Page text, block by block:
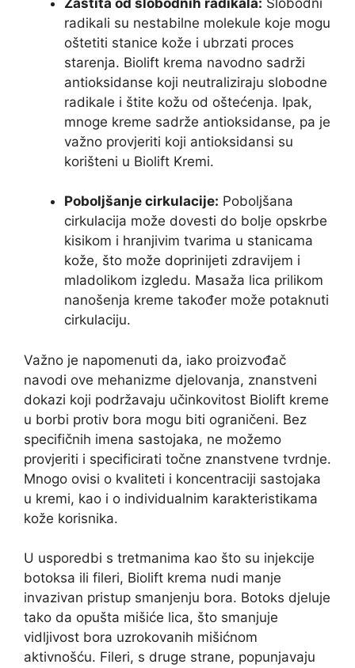
radikali su nestabilne molekule koje mogu
oštetiti stanice kože i ubrzati proces
starenja. Biolift krema navodno sadrži
antioksidanse koji neutraliziraju slobodne
radikale i štite kožu od oštećenja. Ipak,
mnoge kreme sadrže antioksidanse, pa je
važno provjeriti koji antioksidansi su
korišteni u Biolift Kremi.
Poboljšanje cirkulacije: Poboljšana
cirkulacija može dovesti do bolje opskrbe
kisikom i hranjivim tvarima u stanicama
kože, što može doprinijeti zdravijem i
mladolikom izgledu. Masaža lica prilikom
nanošenja kreme također može potaknuti
cirkulaciju.
Važno je napomenuti da, iako proizvođač
navodi ove mehanizme djelovanja, znanstveni
dokazi koji podržavaju učinkovitost Biolift kreme
u borbi protiv bora mogu biti ograničeni. Bez
specifičnih imena sastojaka, ne možemo
provjeriti i specificirati točne znanstvene tvrdnje.
Mnogo ovisi o kvaliteti i koncentraciji sastojaka
u kremi, kao i o individualnim karakteristikama
kože korisnika.
U usporedbi s tretmanima kao što su injekcije
botoksa ili fileri, Biolift krema nudi manje
invazivan pristup smanjenju bora. Botoks djeluje
tako da opušta mišiće lica, što smanjuje
vidljivost bora uzrokovanih mišićnom
aktivnošću. Fileri, s druge strane, popunjavaju